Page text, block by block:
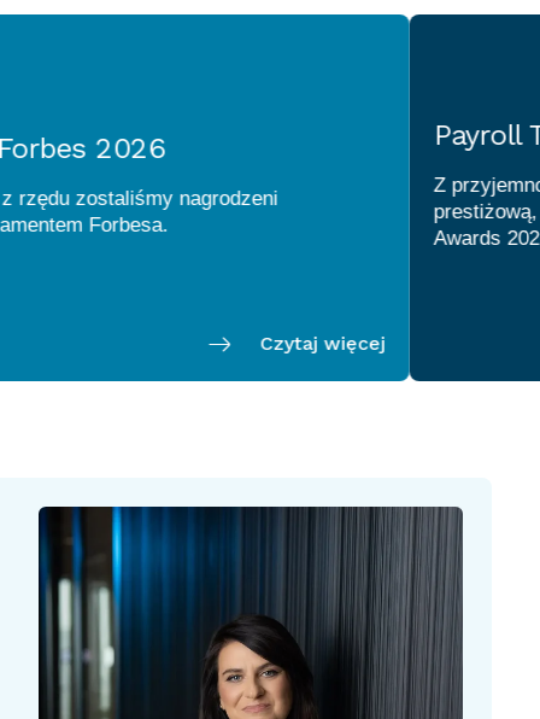
2026
zostaliśmy nagrodzeni
prestiżowym Diamentem Forbesa.
Czytaj więcej
Payroll
Z przyjemnością
prestiżową,